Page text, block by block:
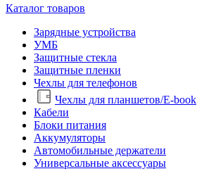
Каталог товаров
Зарядные устройства
УМБ
Защитные стекла
Защитные пленки
Чехлы для телефонов
Чехлы для планшетов/E-book
Кабели
Блоки питания
Аккумуляторы
Автомобильные держатели
Универсальные аксессуары